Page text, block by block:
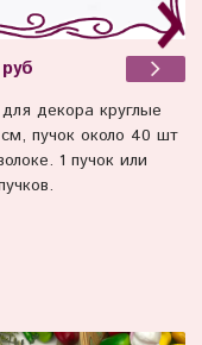
декора круглые
пучок около 40 шт
1 пучок или